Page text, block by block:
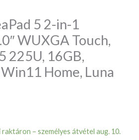
5 2-in-1
WUXGA Touch,
225U, 16GB,
Home, Luna
– személyes átvétel aug. 10.